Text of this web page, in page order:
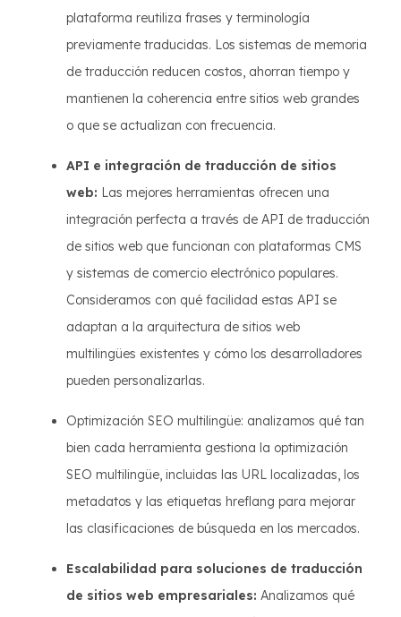
plataforma reutiliza frases y terminología
previamente traducidas. Los sistemas de memoria
de traducción reducen costos, ahorran tiempo y
mantienen la coherencia entre sitios web grandes
o que se actualizan con frecuencia.
API e integración de traducción de sitios
web: Las mejores herramientas ofrecen una
integración perfecta a través de API de traducción
de sitios web que funcionan con plataformas CMS
y sistemas de comercio electrónico populares.
Consideramos con qué facilidad estas API se
adaptan a la arquitectura de sitios web
multilingües existentes y cómo los desarrolladores
pueden personalizarlas.
Optimización SEO multilingüe: analizamos qué tan
bien cada herramienta gestiona la optimización
SEO multilingüe, incluidas las URL localizadas, los
metadatos y las etiquetas hreflang para mejorar
las clasificaciones de búsqueda en los mercados.
Escalabilidad para soluciones de traducción
de sitios web empresariales: Analizamos qué